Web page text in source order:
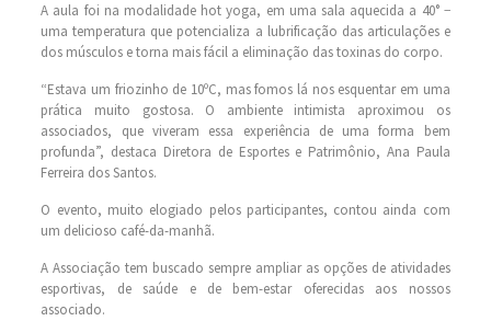
A aula foi na modalidade hot yoga, em uma sala aquecida a 40° −
uma temperatura que potencializa a lubrificação das articulações e
dos músculos e torna mais fácil a eliminação das toxinas do corpo.
“Estava um friozinho de 10ºC, mas fomos lá nos esquentar em uma
prática muito gostosa. O ambiente intimista aproximou os
associados, que viveram essa experiência de uma forma bem
profunda”, destaca Diretora de Esportes e Patrimônio, Ana Paula
Ferreira dos Santos.
O evento, muito elogiado pelos participantes, contou ainda com
um delicioso café-da-manhã.
A Associação tem buscado sempre ampliar as opções de atividades
esportivas, de saúde e de bem-estar oferecidas aos nossos
associado.